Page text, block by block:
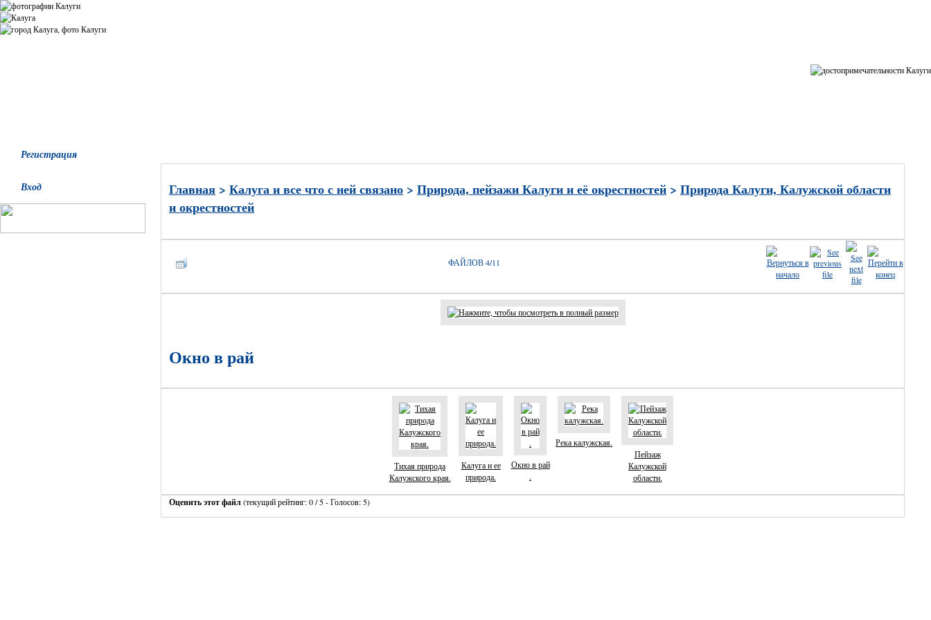
Регистрация
Вход Главная > Калуга и все что с ней связано > Природа, пейзажи Калуги и её окрестностей > Природа Калуги, Калужской области
и окрестностей
ФАЙЛОВ 4/11
Окно в рай
Тихая природа
Калужского края.
Калуга и ее
природа.
Окно в рай
.
Река калужская.
Пейзаж
Калужской
области.
Оценить этот файл(текущий рейтинг: 0 / 5 - Голосов: 5)